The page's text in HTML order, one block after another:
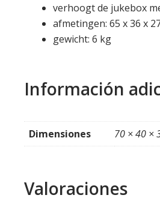
verhoogt de jukebox
afmetingen: 65 x 36 x
gewicht: 6 kg
Información
Dimensiones 70 × 40 ×
Valoraciones